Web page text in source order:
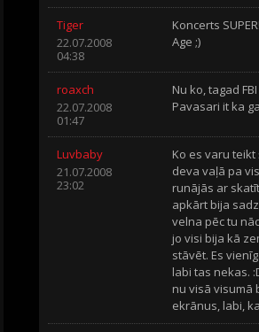
Tiger
22.07.2008
04:38
Koncerts
Age ;)
roaxch
22.07.2008
01:47
Nu ko, tagad
Pavasari it ka
Luvbaby
21.07.2008
23:02
Ko es varu
deva vaļā pa
runājās ar
apkārt bija
velna pēc tu
jo visi bija kā
stāvēt. Es
labi tas nekas.
nu visā visumā
ekrānus, labi,